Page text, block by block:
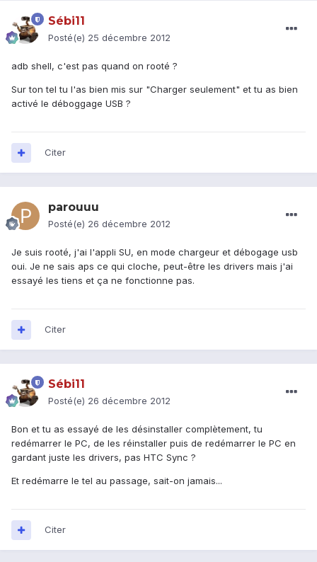
Sébi11
Posté(e) 25 décembre 2012
adb shell, c'est pas quand on rooté ?
Sur ton tel tu l'as bien mis sur "Charger seulement" et tu as bien
activé le déboggage USB ?
Citer
parouuu
Posté(e) 26 décembre 2012
Je suis rooté, j'ai l'appli SU, en mode chargeur et débogage usb
oui. Je ne sais aps ce qui cloche, peut-être les drivers mais j'ai
essayé les tiens et ça ne fonctionne pas.
Citer
Sébi11
Posté(e) 26 décembre 2012
Bon et tu as essayé de les désinstaller complètement, tu
redémarrer le PC, de les réinstaller puis de redémarrer le PC en
gardant juste les drivers, pas HTC Sync ?
Et redémarre le tel au passage, sait-on jamais...
Citer